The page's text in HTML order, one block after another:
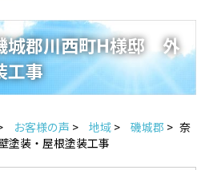
問い合わせ
お見積り お電話
事例がいっぱい
ヤの施工実績
城郡川西町H様邸 外
工事
お客様の声 > 地域 > 磯城郡 > 奈
塗装・屋根塗装工事